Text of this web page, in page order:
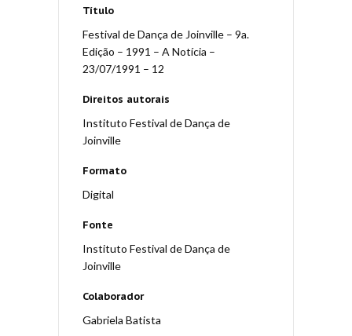
Título
Festival de Dança de Joinville – 9a.
Edição – 1991 – A Notícia –
23/07/1991 – 12
Direitos autorais
Instituto Festival de Dança de
Joinville
Formato
Digital
Fonte
Instituto Festival de Dança de
Joinville
Colaborador
Gabriela Batista